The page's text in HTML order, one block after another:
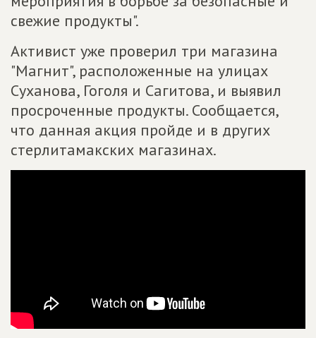
свежие продукты".
Активист уже проверил три магазина
"Магнит", расположенные на улицах
Суханова, Гоголя и Сагитова, и выявил
просроченные продукты. Сообщается,
что данная акция пройде и в других
стерлитамакских магазинах.